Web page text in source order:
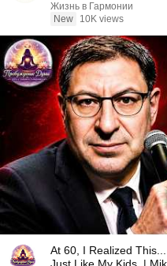
Жизнь в Гармонии
New
10K views
At 60, I Realized